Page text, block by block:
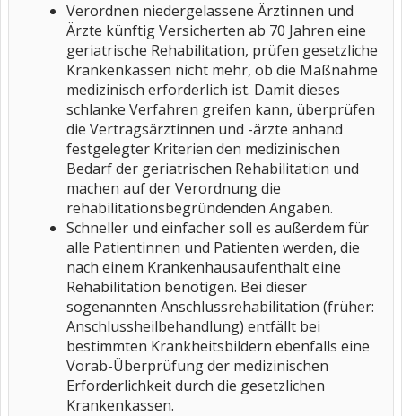
Verordnen niedergelassene Ärztinnen und
Ärzte künftig Versicherten ab 70 Jahren eine
geriatrische Rehabilitation, prüfen gesetzliche
Krankenkassen nicht mehr, ob die Maßnahme
medizinisch erforderlich ist. Damit dieses
schlanke Verfahren greifen kann, überprüfen
die Vertragsärztinnen und -ärzte anhand
festgelegter Kriterien den medizinischen
Bedarf der geriatrischen Rehabilitation und
machen auf der Verordnung die
rehabilitationsbegründenden Angaben.
Schneller und einfacher soll es außerdem für
alle Patientinnen und Patienten werden, die
nach einem Krankenhausaufenthalt eine
Rehabilitation benötigen. Bei dieser
sogenannten Anschlussrehabilitation (früher:
Anschlussheilbehandlung) entfällt bei
bestimmten Krankheitsbildern ebenfalls eine
Vorab-Überprüfung der medizinischen
Erforderlichkeit durch die gesetzlichen
Krankenkassen.